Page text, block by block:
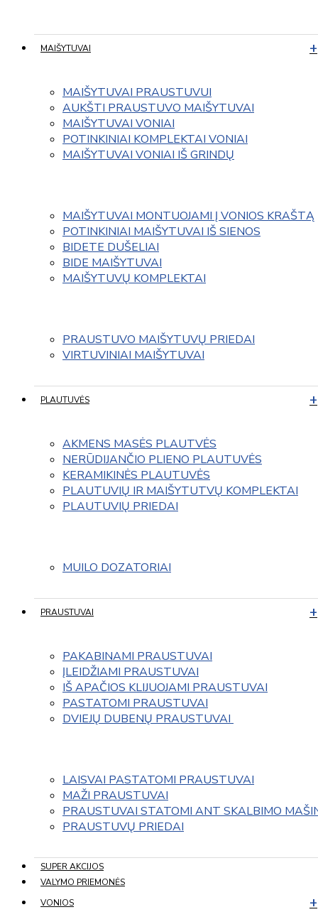
MAIŠYTUVAI
MAIŠYTUVAI PRAUSTUVUI
AUKŠTI PRAUSTUVO MAIŠYTUVAI
MAIŠYTUVAI VONIAI
POTINKINIAI KOMPLEKTAI VONIAI
MAIŠYTUVAI VONIAI IŠ GRINDŲ
MAIŠYTUVAI MONTUOJAMI Į VONIOS KRAŠTĄ
POTINKINIAI MAIŠYTUVAI IŠ SIENOS
BIDETE DUŠELIAI
BIDE MAIŠYTUVAI
MAIŠYTUVŲ KOMPLEKTAI
PRAUSTUVO MAIŠYTUVŲ PRIEDAI
VIRTUVINIAI MAIŠYTUVAI
PLAUTUVĖS
AKMENS MASĖS PLAUTVĖS
NERŪDIJANČIO PLIENO PLAUTUVĖS
KERAMIKINĖS PLAUTUVĖS
PLAUTUVIŲ IR MAIŠYTUTVŲ KOMPLEKTAI
PLAUTUVIŲ PRIEDAI
MUILO DOZATORIAI
PRAUSTUVAI
PAKABINAMI PRAUSTUVAI
ĮLEIDŽIAMI PRAUSTUVAI
IŠ APAČIOS KLIJUOJAMI PRAUSTUVAI
PASTATOMI PRAUSTUVAI
DVIEJŲ DUBENŲ PRAUSTUVAI
LAISVAI PASTATOMI PRAUSTUVAI
MAŽI PRAUSTUVAI
PRAUSTUVAI STATOMI ANT SKALBIMO
PRAUSTUVŲ PRIEDAI
SUPER AKCIJOS
VALYMO PRIEMONĖS
VONIOS